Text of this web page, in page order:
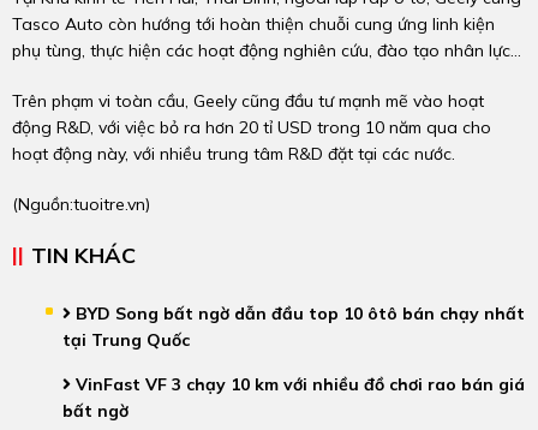
Tasco Auto còn hướng tới hoàn thiện chuỗi cung ứng linh kiện
phụ tùng, thực hiện các hoạt động nghiên cứu, đào tạo nhân lực…
Trên phạm vi toàn cầu, Geely cũng đầu tư mạnh mẽ vào hoạt
động R&D, với việc bỏ ra hơn 20 tỉ USD trong 10 năm qua cho
hoạt động này, với nhiều trung tâm R&D đặt tại các nước.
(Nguồn:tuoitre.vn)
TIN KHÁC
BYD Song bất ngờ dẫn đầu top 10 ôtô bán chạy nhất
tại Trung Quốc
VinFast VF 3 chạy 10 km với nhiều đồ chơi rao bán giá
bất ngờ